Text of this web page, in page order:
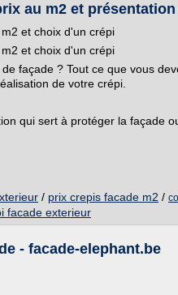
au m2 et
et choix d'un crépi
et choix d'un crépi
façade ? Tout ce que vous
de votre crépi.
qui sert à protéger la façade
/ prix crepis facade m2 /
facade exterieur
- facade-elephant.be